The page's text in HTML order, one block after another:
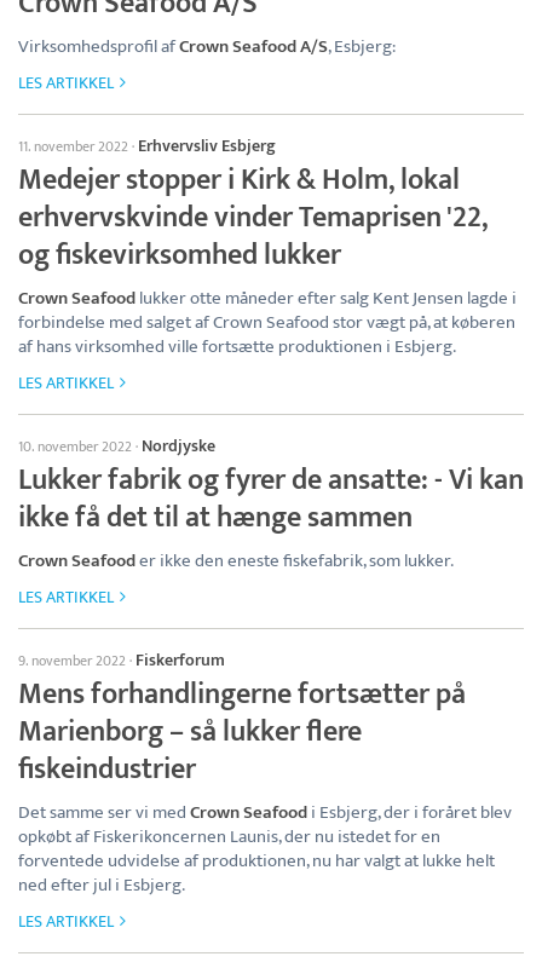
Virksomhedsprofil afCrown Seafood A/S, Esbjerg:
LES ARTIKKEL
11. november 2022· Erhvervsliv Esbjerg
Medejer stopper i Kirk & Holm, lokal
erhvervskvinde vinder Temaprisen '22,
og fiskevirksomhed lukker
Crown Seafoodlukker otte måneder efter salg Kent Jensen lagde i
forbindelse med salget af Crown Seafood stor vægt på, at køberen
af hans virksomhed ville fortsætte produktionen i Esbjerg.
LES ARTIKKEL
10. november 2022· Nordjyske
Lukker fabrik og fyrer de ansatte: - Vi kan
ikke få det til at hænge sammen
Crown Seafooder ikke den eneste fiskefabrik, som lukker.
LES ARTIKKEL
9. november 2022· Fiskerforum
Mens forhandlingerne fortsætter på
Marienborg – så lukker flere
fiskeindustrier
Det samme ser vi medCrown Seafoodi Esbjerg, der i foråret blev
opkøbt af Fiskerikoncernen Launis, der nu istedet for en
forventede udvidelse af produktionen, nu har valgt at lukke helt
ned efter jul i Esbjerg.
LES ARTIKKEL